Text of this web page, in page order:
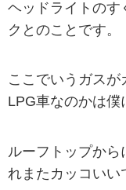
ヘッドライトのす
クとのことです。
ここでいうガス
LPG車なのかは僕
ルーフトップから
れまたカッコいい